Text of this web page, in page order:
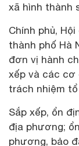
xã hình thành
Chính phủ,
thành phố Hà
đơn vị hành
xếp và các cơ
trách nhiệm
Sắp xếp, ổn
địa phương;
phương, bảo